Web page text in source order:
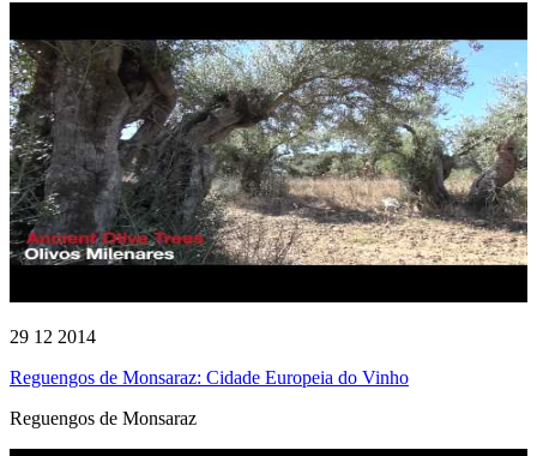
29 12 2014
Reguengos de Monsaraz: Cidade Europeia do Vinho
Reguengos de Monsaraz